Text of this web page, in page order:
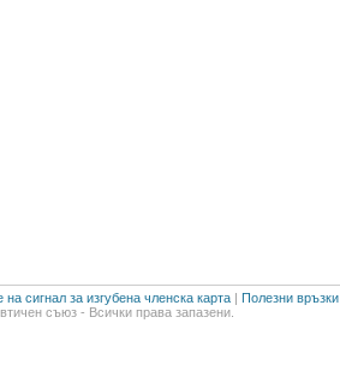
сигнал за изгубена членска карта | Полезни връзки
съюз - Всички права запазени.